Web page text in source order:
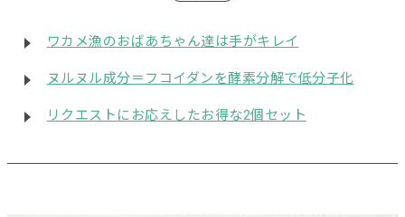
ワカメ漁のおばあちゃん達は手がキレイ
ヌルヌル成分＝フコイダンを酵素分解で低分子化
リクエストにお応えしたお得な2個セット